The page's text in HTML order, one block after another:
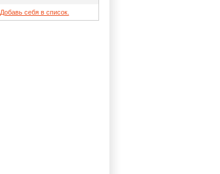
Добавь себя в список.